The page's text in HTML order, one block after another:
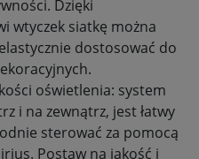
Dzięki
wtyczek siatkę można
dostosować do
.
oświetlenia: system
i na zewnątrz, jest łatwy
sterować za pomocą
Postaw na jakość i